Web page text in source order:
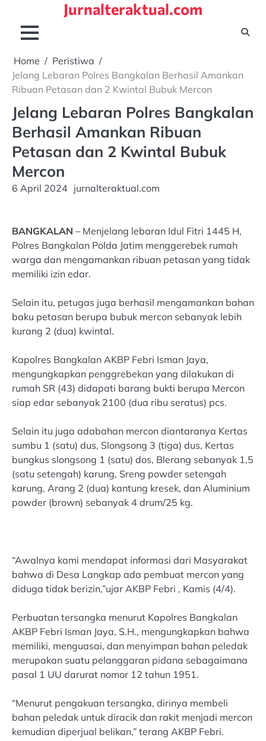
content
Jurnalteraktual.com
Home
Peristiwa
Jelang Lebaran Polres Bangkalan Berhasil Amankan
Ribuan Petasan dan 2 Kwintal Bubuk Mercon
Jelang Lebaran Polres Bangkalan
Berhasil Amankan Ribuan
Petasan dan 2 Kwintal Bubuk
Mercon
6 April 2024 jurnalteraktual.com
BANGKALAN – Menjelang lebaran Idul Fitri 1445 H,
Polres Bangkalan Polda Jatim menggerebek rumah
warga dan mengamankan ribuan petasan yang tidak
memiliki izin edar.
Selain itu, petugas juga berhasil mengamankan bahan
baku petasan berupa bubuk mercon sebanyak lebih
kurang 2 (dua) kwintal.
Kapolres Bangkalan AKBP Febri Isman Jaya,
mengungkapkan penggrebekan yang dilakukan di
rumah SR (43) didapati barang bukti berupa Mercon
siap edar sebanyak 2100 (dua ribu seratus) pcs.
Selain itu juga adabahan mercon diantaranya Kertas
sumbu 1 (satu) dus, Slongsong 3 (tiga) dus, Kertas
bungkus slongsong 1 (satu) dos, Blerang sebanyak 1,5
(satu setengah) karung, Sreng powder setengah
karung, Arang 2 (dua) kantung kresek, dan Aluminium
powder (brown) sebanyak 4 drum/25 kg.
“Awalnya kami mendapat informasi dari Masyarakat
bahwa di Desa Langkap ada pembuat mercon yang
diduga tidak berizin,”ujar AKBP Febri , Kamis (4/4).
Perbuatan tersangka menurut Kapolres Bangkalan
AKBP Febri Isman Jaya, S.H., mengungkapkan bahwa
memiliki, menguasai, dan menyimpan bahan peledak
merupakan suatu pelanggaran pidana sebagaimana
pasal 1 UU darurat nomor 12 tahun 1951.
“Menurut pengakuan tersangka, dirinya membeli
bahan peledak untuk diracik dan rakit menjadi mercon
kemudian diperjual belikan,” terang AKBP Febri.